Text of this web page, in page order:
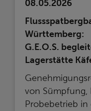
08.05.2026
Württemberg:
G.E.O.S.
Lagerstätte
von Sümpfung,
Probebetrieb in